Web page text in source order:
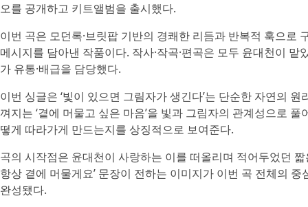
오를 공개하고 키트앨범을 출시했다.
이번 곡은 모던록·브릿팝 기반의 경쾌한 리듬과 반복적 훅으
메시지를 담아낸 작품이다. 작사·작곡·편곡은 모두 윤대천이
가 유통·배급을 담당했다.
이번 싱글은 ‘빛이 있으면 그림자가 생긴다’는 단순한 자연의
껴지는 ‘곁에 머물고 싶은 마음’을 빛과 그림자의 관계성으로
떻게 따라가게 만드는지를 상징적으로 보여준다.
곡의 시작점은 윤대천이 사랑하는 이를 떠올리며 적어두었던
항상 곁에 머물게요’ 문장이 전하는 이미지가 이번 곡 전체의
완성됐다.